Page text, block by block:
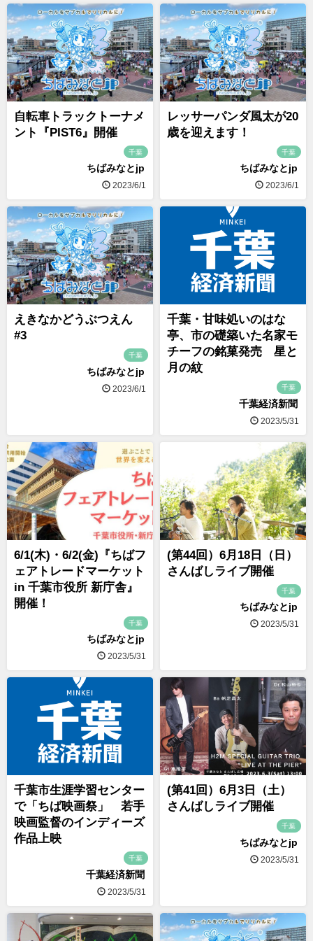
自転車トラックトーナメ
ント『PIST6』開催
千葉
ちばみなとjp
2023/6/1
レッサーパンダ風太が20
歳を迎えます！
千葉
ちばみなとjp
2023/6/1
えきなかどうぶつえん
#3
千葉
ちばみなとjp
2023/6/1
千葉・甘味処いのはな
亭、市の礎築いた名家モ
チーフの銘菓発売 星と
月の紋
千葉
千葉経済新聞
2023/5/31
6/1(木)・6/2(金)『ちばフ
ェアトレードマーケット
in 千葉市役所 新庁舎』
開催！
千葉
ちばみなとjp
2023/5/31
(第44回）6月18日（日）
さんばしライブ開催
千葉
ちばみなとjp
2023/5/31
千葉市生涯学習センター
で「ちば映画祭」 若手
映画監督のインディーズ
作品上映
千葉
千葉経済新聞
2023/5/31
(第41回）6月3日（土）
さんばしライブ開催
千葉
ちばみなとjp
2023/5/31